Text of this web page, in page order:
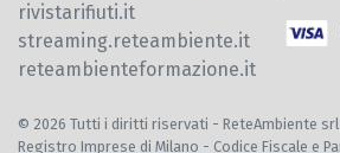
rivistarifiuti.it
streaming.reteambiente.it
reteambienteformazione.it
© 2026 Tutti i diritti riservati - ReteAmbiente srl -
Registro Imprese di Milano - Codice Fiscale e